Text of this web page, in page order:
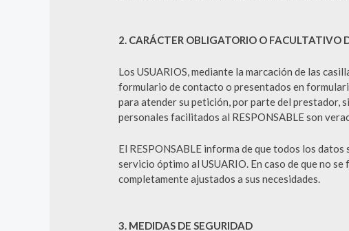
2. CARÁCTER OBLIGATORIO O FACULTATIVO
Los USUARIOS, mediante la marcación de las
formulario de contacto o presentados en
para atender su petición, por parte del prestador,
personales facilitados al RESPONSABLE son
El RESPONSABLE informa de que todos los
servicio óptimo al USUARIO. En caso de que no
completamente ajustados a sus necesidades.
3. MEDIDAS DE SEGURIDAD